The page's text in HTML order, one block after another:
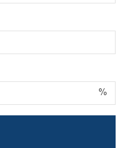
%